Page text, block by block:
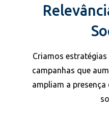
Criamos
campanhas que
ampliam a